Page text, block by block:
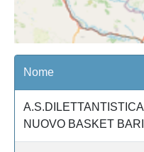
Nome
A.S.DILETTANTISTICA
NUOVO BASKET BARI